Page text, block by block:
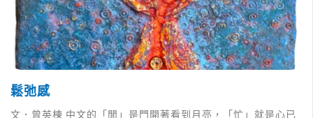
鬆弛感
文．曾英棟 中文的「閒」是門開著看到月亮，「忙」就是心已